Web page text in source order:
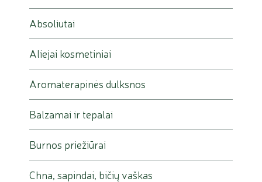
Absoliutai
Aliejai kosmetiniai
Aromaterapinės dulksnos
Balzamai ir tepalai
Burnos priežiūrai
Chna, sapindai, bičių vaškas